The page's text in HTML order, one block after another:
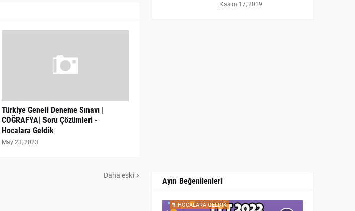
Türkiye Geneli Deneme Sınavı |
COĞRAFYA| Soru Çözümleri -
Hocalara Geldik
May 23, 2023
Daha eski
Kasım 17, 2019
Ayın Beğenilenleri
HOCALARA GELDIK